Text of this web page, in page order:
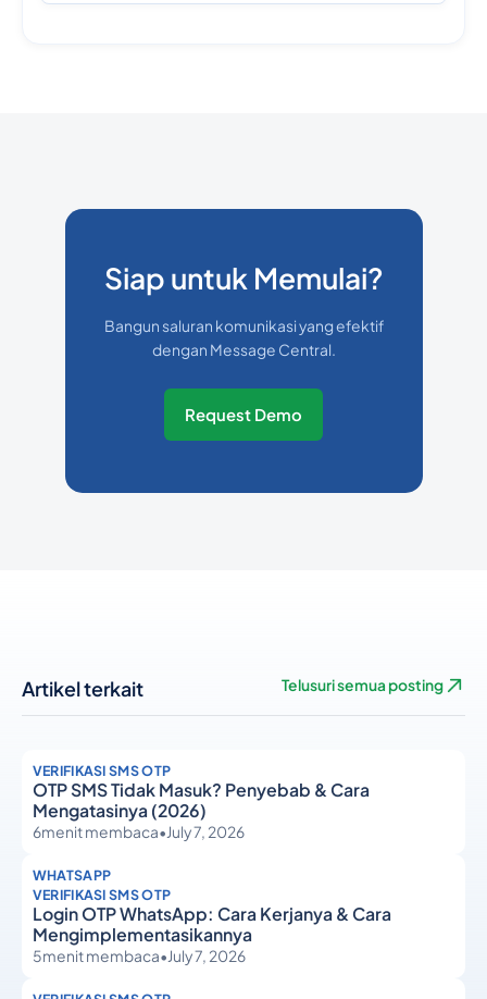
Siap untuk Memulai?
Bangun saluran komunikasi yang efektif
dengan Message Central.
Request Demo
Artikel terkait Telusuri semua posting
VERIFIKASI SMS OTP
OTP SMS Tidak Masuk? Penyebab & Cara
Mengatasinya (2026)
6menit membaca•July 7, 2026
WHATSAPP
VERIFIKASI SMS OTP
Login OTP WhatsApp: Cara Kerjanya & Cara
Mengimplementasikannya
5menit membaca•July 7, 2026